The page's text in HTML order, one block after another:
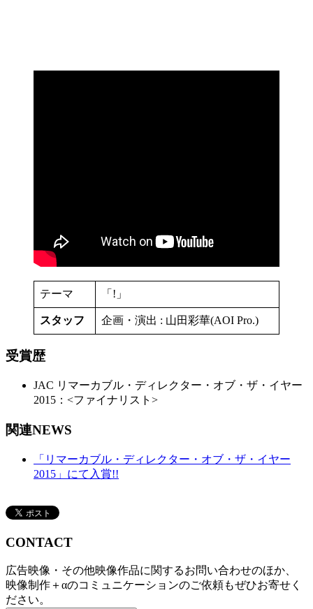
テーマ 「!」
スタッフ 企画・演出 : 山田彩華(AOI Pro.)
受賞歴
JAC リマーカブル・ディレクター・オブ・ザ・イヤー
2015：<ファイナリスト>
関連NEWS
「リマーカブル・ディレクター・オブ・ザ・イヤー
2015」にて入賞!!
CONTACT
広告映像・その他映像作品に関するお問い合わせのほか、
映像制作＋αのコミュニケーションのご依頼もぜひお寄せく
ださい。